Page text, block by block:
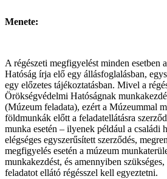
Menete:
A régészeti megfigyelést minden esetben
Hatóság írja elő egy állásfoglalásban,
egy előzetes tájékoztatásban. Mivel a
Örökségvédelmi Hatóságnak
(Múzeum feladata), ezért a Múzeummal
földmunkák előtt a feladatellátásra
munka esetén – ilyenek például a családi
elégséges egyszerűsített szerződés,
megfigyelés esetén a múzeum
munkakezdést, és amennyiben
feladatot ellátó régésszel kell egyeztetni.